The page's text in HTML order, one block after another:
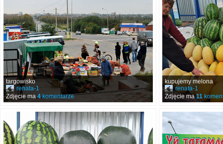
targowisko
renata-1
Zdjęcie ma4komentarze
kupujemy melona
renata-1
Zdjęcie ma11